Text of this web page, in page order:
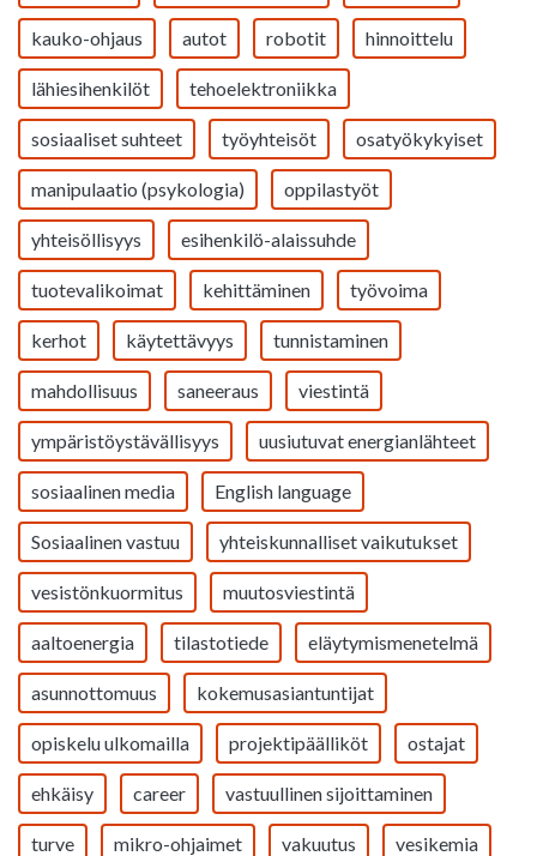
kauko-ohjaus autot robotit hinnoittelu
lähiesihenkilöt tehoelektroniikka
sosiaaliset suhteet työyhteisöt osatyökykyiset
manipulaatio (psykologia) oppilastyöt
yhteisöllisyys esihenkilö-alaissuhde
tuotevalikoimat kehittäminen työvoima
kerhot käytettävyys tunnistaminen
mahdollisuus saneeraus viestintä
ympäristöystävällisyys uusiutuvat energianlähteet
sosiaalinen media English language
Sosiaalinen vastuu yhteiskunnalliset vaikutukset
vesistönkuormitus muutosviestintä
aaltoenergia tilastotiede eläytymismenetelmä
asunnottomuus kokemusasiantuntijat
opiskelu ulkomailla projektipäälliköt ostajat
ehkäisy career vastuullinen sijoittaminen
turve mikro-ohjaimet vakuutus vesikemia